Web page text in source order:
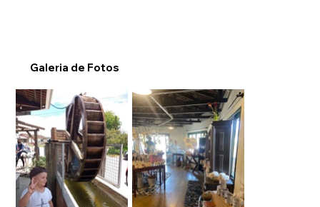
Galeria de Fotos